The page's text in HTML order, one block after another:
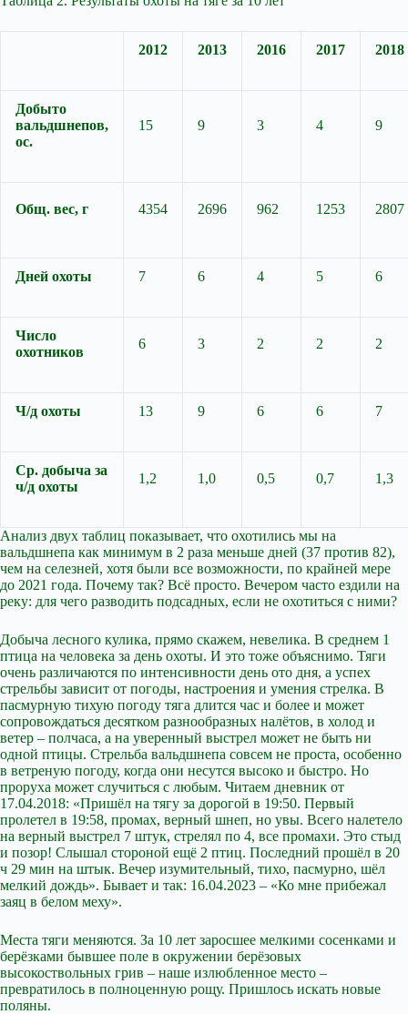
2012 2013 2016 2017 2018
Добыто
вальдшнепов,
ос.
15 9 3 4 9
Общ. вес, г 4354 2696 962 1253 2807
Дней охоты 7 6 4 5 6
Число
охотников
6 3 2 2 2
Ч/д охоты 13 9 6 6 7
Ср. добыча за
ч/д охоты
1,2 1,0 0,5 0,7 1,3
Анализ двух таблиц показывает, что охотились мы на
вальдшнепа как минимум в 2 раза меньше дней (37 против 82),
чем на селезней, хотя были все возможности, по крайней мере
до 2021 года. Почему так? Всё просто. Вечером часто ездили на
реку: для чего разводить подсадных, если не охотиться с ними?
Добыча лесного кулика, прямо скажем, невелика. В среднем 1
птица на человека за день охоты. И это тоже объяснимо. Тяги
очень различаются по интенсивности день ото дня, а успех
стрельбы зависит от погоды, настроения и умения стрелка. В
пасмурную тихую погоду тяга длится час и более и может
сопровождаться десятком разнообразных налётов, в холод и
ветер – полчаса, а на уверенный выстрел может не быть ни
одной птицы. Стрельба вальдшнепа совсем не проста, особенно
в ветреную погоду, когда они несутся высоко и быстро. Но
проруха может случиться с любым. Читаем дневник от
17.04.2018: «Пришёл на тягу за дорогой в 19:50. Первый
пролетел в 19:58, промах, верный шнеп, но увы. Всего налетело
на верный выстрел 7 штук, стрелял по 4, все промахи. Это стыд
и позор! Слышал стороной ещё 2 птиц. Последний прошёл в 20
ч 29 мин на штык. Вечер изумительный, тихо, пасмурно, шёл
мелкий дождь». Бывает и так: 16.04.2023 – «Ко мне прибежал
заяц в белом меху».
Места тяги меняются. За 10 лет заросшее мелкими сосенками и
берёзками бывшее поле в окружении берёзовых
высокоствольных грив – наше излюбленное место –
превратилось в полноценную рощу. Пришлось искать новые
поляны.